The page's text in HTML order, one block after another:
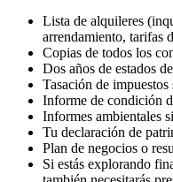
Lista de alquileres
arrendamiento, tarifas
Copias de todos los
Dos años de estados
Tasación de
Informe de condición
Informes ambientales
Tu declaración de
Plan de negocios o
Si estás explorando